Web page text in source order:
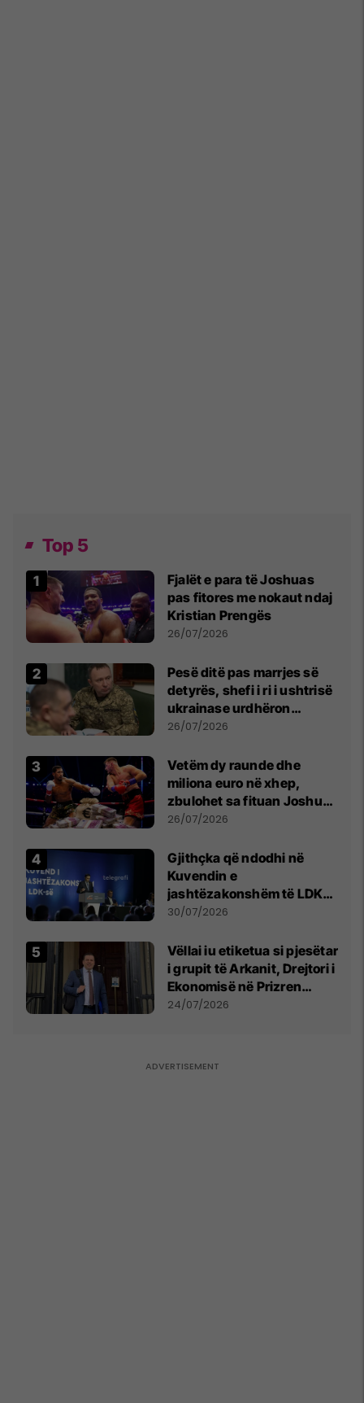
Top 5
Fjalët e para të Joshuas
pas fitores me nokaut ndaj
Kristian Prengës
26/07/2026
Pesë ditë pas marrjes së
detyrës, shefi i ri i ushtrisë
ukrainase urdhëron
kontroll të madh
26/07/2026
Vetëm dy raunde dhe
miliona euro në xhep,
zbulohet sa fituan Joshua
e Prenga
26/07/2026
Gjithçka që ndodhi në
Kuvendin e
jashtëzakonshëm të LDK-
së
30/07/2026
Vëllai iu etiketua si pjesëtar
i grupit të Arkanit, Drejtori i
Ekonomisë në Prizren
mohon pretendimet
24/07/2026